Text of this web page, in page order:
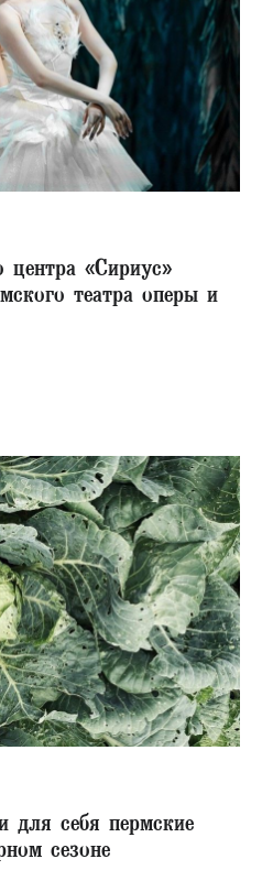
«Сириус»
театра оперы и
для себя пермские
сезоне